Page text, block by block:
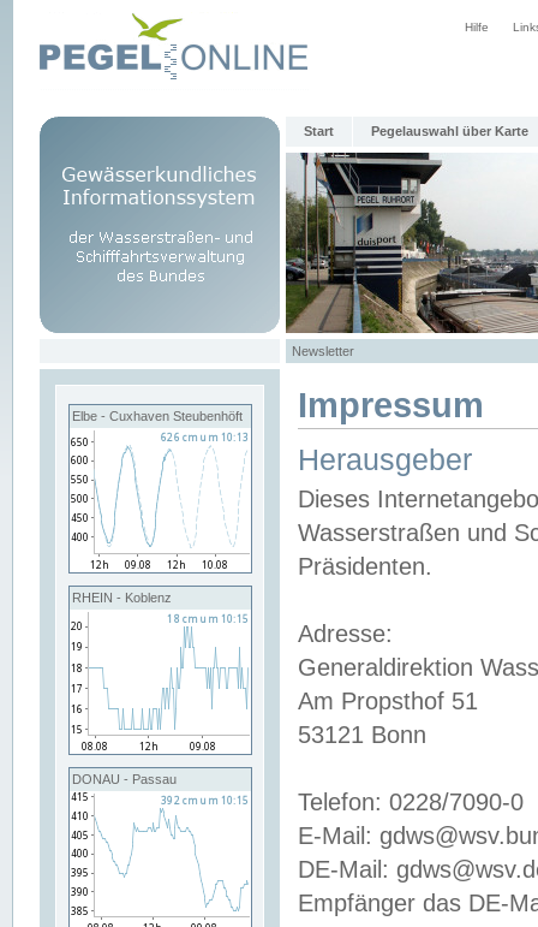
Hilfe
Start Pegelauswahl über Karte
Newsletter
Elbe - Cuxhaven Steubenhöft
RHEIN - Koblenz
DONAU - Passau
Impressum
Herausgeber
Dieses
Wasserstraßen und
Präsidenten.
Adresse:
Generaldirektion
Am Propsthof 51
53121 Bonn
Telefon: 0228/7090-0
E-Mail:
DE-Mail:
Empfänger das DE-